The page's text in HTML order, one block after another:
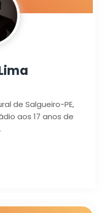
de Salgueiro-PE,
aos 17 anos de